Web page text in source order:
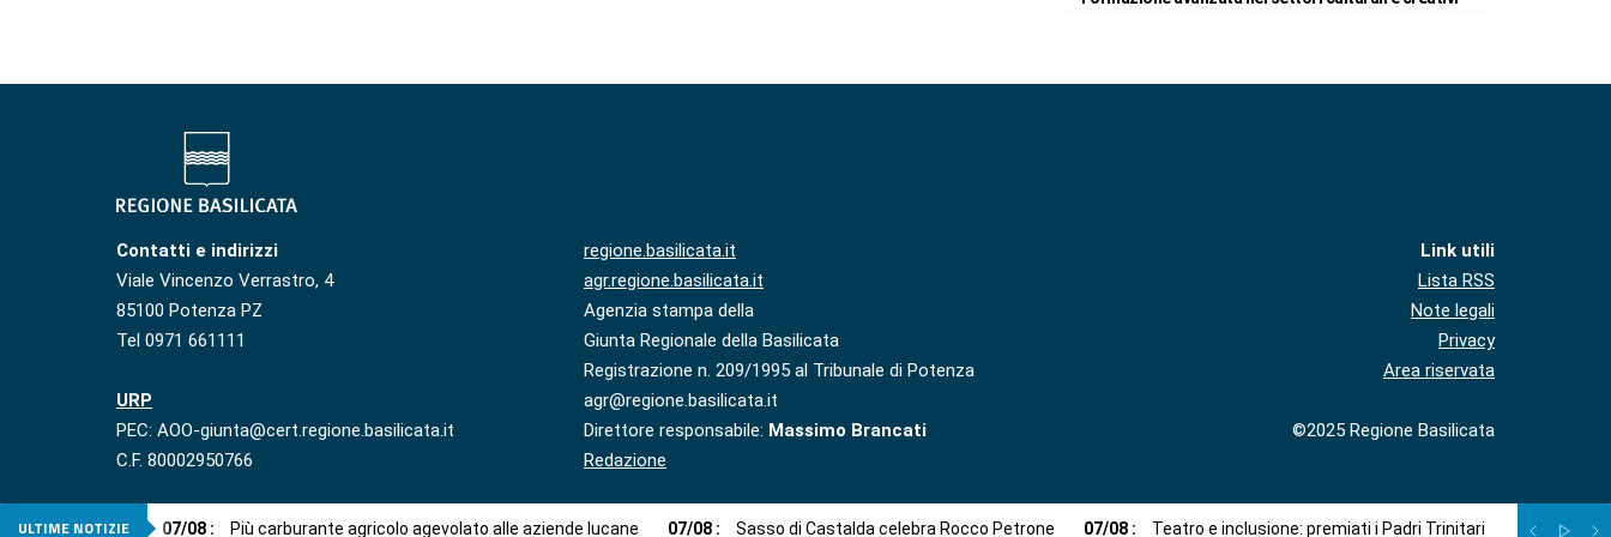
Contatti e indirizzi
Viale Vincenzo Verrastro, 4
85100 Potenza PZ
Tel 0971 661111
URP
PEC: AOO-giunta@cert.regione.basilicata.it
C.F. 80002950766
regione.basilicata.it
agr.regione.basilicata.it
Agenzia stampa della
Giunta Regionale della Basilicata
Registrazione n. 209/1995 al Tribunale di Potenza
agr@regione.basilicata.it
Direttore responsabile: Massimo Brancati
Redazione
Link utili
Lista RSS
Note legali
Privacy
Area riservata
©2025 Regione Basilicata
ULTIME NOTIZIE 07/08 : Più carburante agricolo agevolato alle aziende lucane 07/08 : Sasso di Castalda celebra Rocco Petrone 07/08 : Teatro e inclusione: premiati i Padri Trinitari 07/ 08: